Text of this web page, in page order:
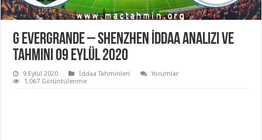
G Evergrande – Shenzhen İddaa Analizi ve
Tahmini 09 Eylül 2020
9 Eylül 2020 İddaa Tahminleri
Yorumlar
1,067 Görüntülenme